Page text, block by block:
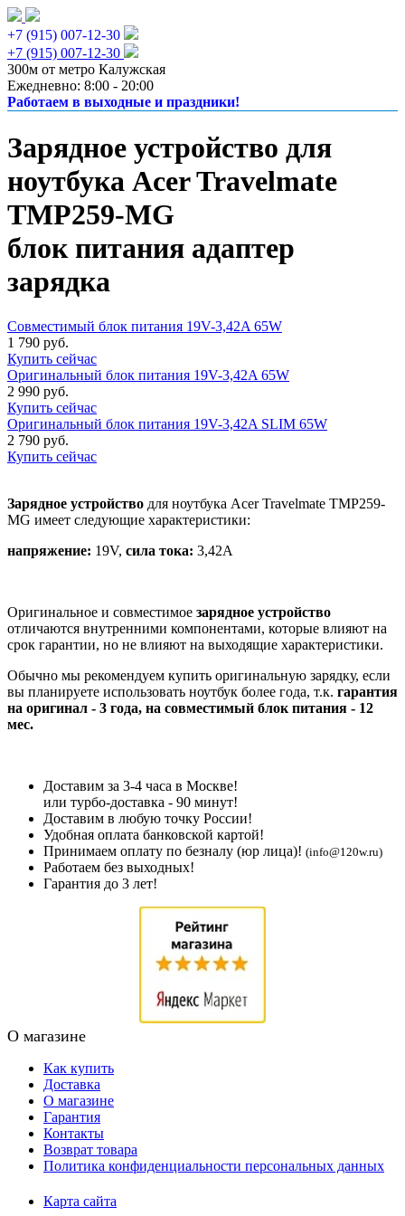
+7 (915) 007-12-30
+7 (915) 007-12-30
300м от метро Калужская
Ежедневно: 8:00 - 20:00
Работаем в выходные и праздники!
Зарядное устройство для
ноутбука Acer Travelmate
TMP259-MG
блок питания адаптер
зарядка
Совместимый блок питания 19V-3,42A 65W
1 790 руб.
Купить сейчас
Оригинальный блок питания 19V-3,42A 65W
2 990 руб.
Купить сейчас
Оригинальный блок питания 19V-3,42A SLIM 65W
2 790 руб.
Купить сейчас
Зарядное устройство для ноутбука Acer Travelmate TMP259-
MG имеет следующие характеристики:
напряжение: 19V, сила тока: 3,42A
Оригинальное и совместимое зарядное устройство
отличаются внутренними компонентами, которые влияют на
срок гарантии, но не влияют на выходящие характеристики.
Обычно мы рекомендуем купить оригинальную зарядку, если
вы планируете использовать ноутбук более года, т.к. гарантия
на оригинал - 3 года, на совместимый блок питания - 12
мес.
Доставим за 3-4 часа в Москве!
или турбо-доставка - 90 минут!
Доставим в любую точку России!
Удобная оплата банковской картой!
Принимаем оплату по безналу (юр лица)! (info@120w.ru)
Работаем без выходных!
Гарантия до 3 лет!
О магазине
Как купить
Доставка
О магазине
Гарантия
Контакты
Возврат товара
Политика конфиденциальности персональных данных
Карта сайта